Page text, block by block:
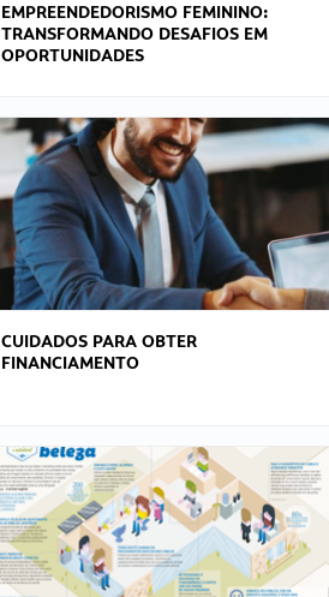
EMPREENDEDORISMO FEMININO:
TRANSFORMANDO DESAFIOS EM
OPORTUNIDADES
CUIDADOS PARA OBTER
FINANCIAMENTO